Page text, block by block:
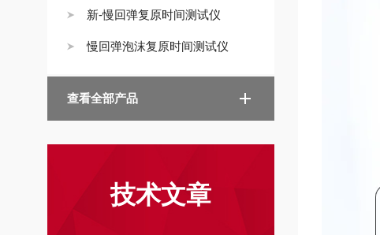
新-慢回弹复原时间测试仪
慢回弹泡沫复原时间测试仪
查看全部产品
技术文章